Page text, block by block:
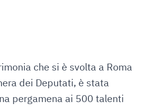
che si è svolta a Roma
dei Deputati, è stata
pergamena ai 500 talenti